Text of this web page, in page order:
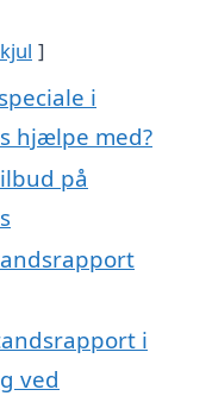
i
hjælpe med?
på
i
ved